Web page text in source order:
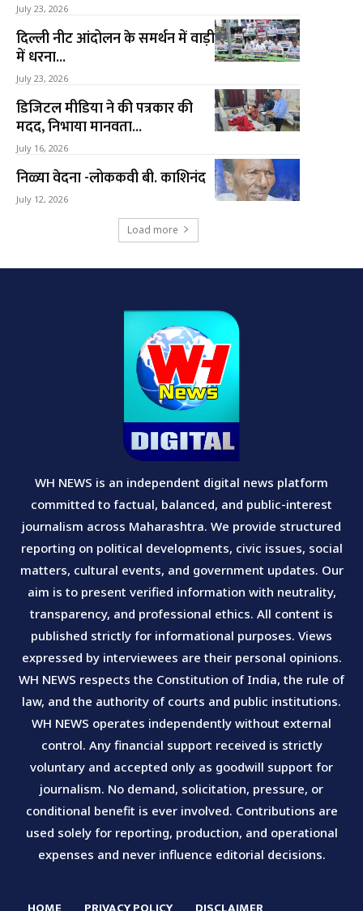
July 23, 2026
दिल्ली नीट आंदोलन के समर्थन में वाड़ी
में धरना...
July 23, 2026
डिजिटल मीडिया ने की पत्रकार की
मदद, निभाया मानवता...
July 16, 2026
निळ्या वेदना -लोककवी बी. काशिनंद
July 12, 2026
Load more
WH NEWS is an independent digital news platform
committed to factual, balanced, and public-interest
journalism across Maharashtra. We provide structured
reporting on political developments, civic issues, social
matters, cultural events, and government updates. Our
aim is to present verified information with neutrality,
transparency, and professional ethics. All content is
published strictly for informational purposes. Views
expressed by interviewees are their personal opinions.
WH NEWS respects the Constitution of India, the rule of
law, and the authority of courts and public institutions.
WH NEWS operates independently without external
control. Any financial support received is strictly
voluntary and accepted only as goodwill support for
journalism. No demand, solicitation, pressure, or
conditional benefit is ever involved. Contributions are
used solely for reporting, production, and operational
expenses and never influence editorial decisions.